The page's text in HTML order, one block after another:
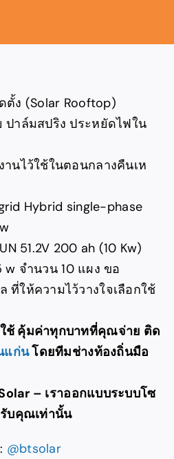
ตั้ง (Solar Rooftop)
าล์มสปริง ประหยัดไฟใน
นไว้ใช้ในตอนกลางคืนเห
Hybrid single-phase
51.2V 200 ah (10 Kw)
w จำนวน 10 แผง ขอ
ให้ความไว้วางใจเลือกใช้
ช้ คุ้มค่าทุกบาทที่คุณจ่าย ติด
แก่นโดยทีมช่างท้องถิ่นมือ
– เราออกแบบระบบโซ
รับคุณเท่านั้น
@btsolar